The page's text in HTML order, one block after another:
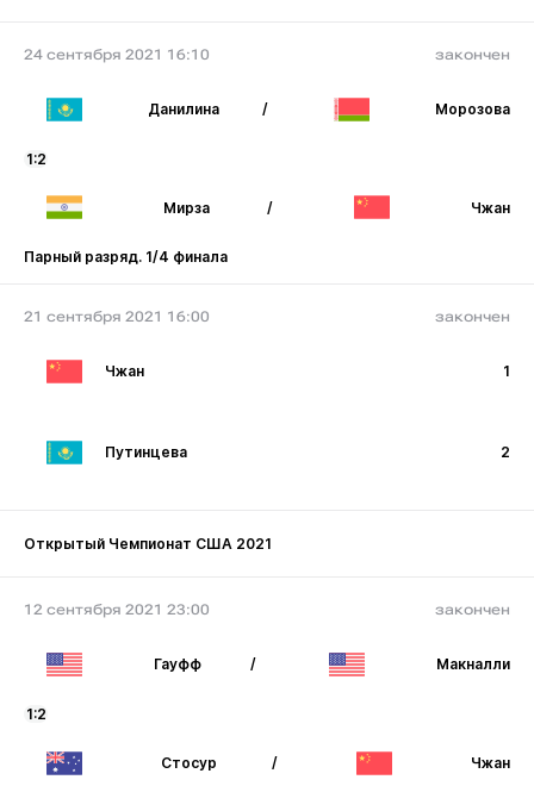
24 сентября 2021 16:10 закончен
Данилина / Морозова
1:2
Мирза / Чжан
Парный разряд. 1/4 финала
21 сентября 2021 16:00 закончен
Чжан 1
Путинцева 2
Открытый Чемпионат США 2021
12 сентября 2021 23:00 закончен
Гауфф / Макналли
1:2
Стосур / Чжан